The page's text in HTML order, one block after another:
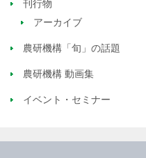
刊行物
アーカイブ
農研機構「旬」の話題
農研機構 動画集
イベント・セミナー